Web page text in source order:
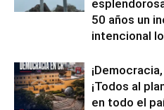
50 años un
intencional
¡Todos al
en todo el